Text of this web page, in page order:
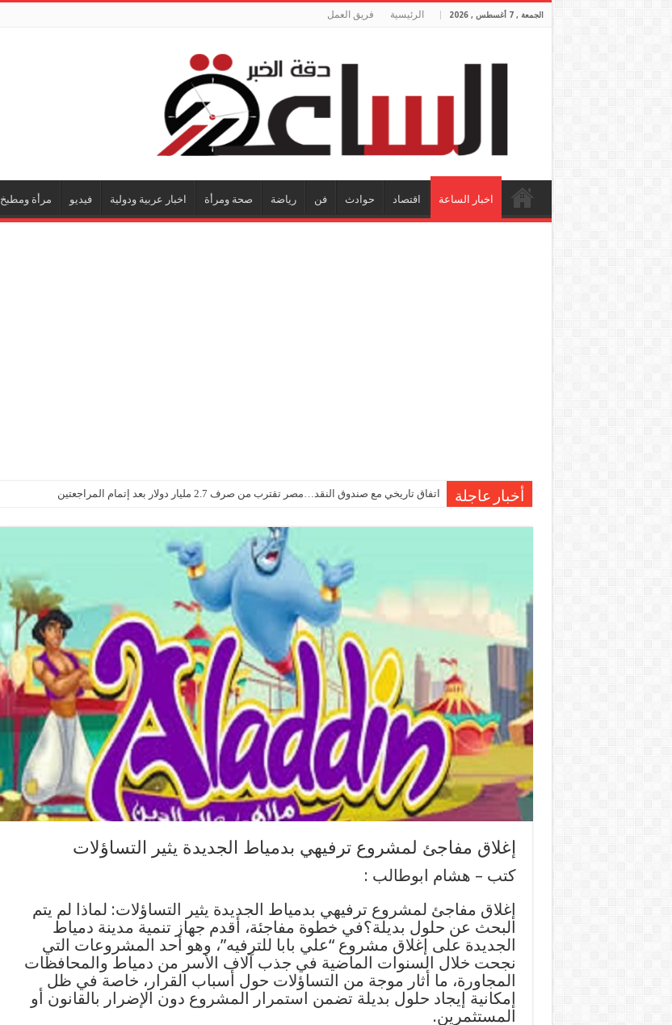
الجمعة , 7 أغسطس , 2026 الرئيسية فريق العمل
اخبار الساعة اقتصاد حوادث فن رياضة صحة ومرأة اخبار عربية ودولية فيديو مرأة ومطبخ
أخبار عاجلة اتفاق تاريخي مع صندوق النقد…مصر تقترب من صرف 2.7 مليار دولار بعد إتمام المراجعتين
درجات الحرارة اليوم في مصر… أجواء باردة مع أمطار خفيفة
إغلاق مفاجئ لمشروع ترفيهي بدمياط الجديدة يثير التساؤلات
كتب – هشام ابوطالب :
إغلاق مفاجئ لمشروع ترفيهي بدمياط الجديدة يثير التساؤلات: لماذا لم يتم
البحث عن حلول بديلة؟في خطوة مفاجئة، أقدم جهاز تنمية مدينة دمياط
الجديدة على إغلاق مشروع “علي بابا للترفيه”، وهو أحد المشروعات التي
نجحت خلال السنوات الماضية في جذب آلاف الأسر من دمياط والمحافظات
المجاورة، ما أثار موجة من التساؤلات حول أسباب القرار، خاصة في ظل
إمكانية إيجاد حلول بديلة تضمن استمرار المشروع دون الإضرار بالقانون أو
المستثمرين.